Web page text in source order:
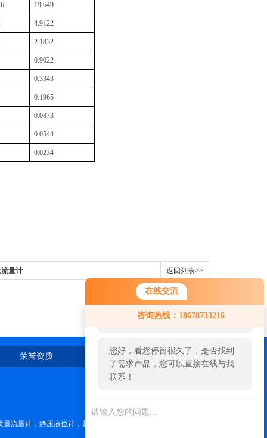
在线交流
咨询热线：18678733216
您好！欢迎前来咨询，很高兴为您
服务，请问您要咨询什么问题呢？
您好，看您停留很久了，是否找到
了需求产品，您可以直接在线与我
联系！
19.649
4.9122
2.1832
0.9022
0.3343
0.1965
0.0873
0.0544
0.0234
量计 返回列表>>
荣誉资质 在线留言 联系我们
流量计，静压液位计，超声波液位计，磁翻板液位计，雷达料位计